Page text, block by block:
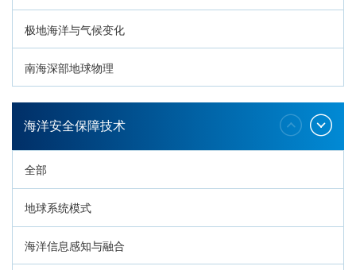
极地海洋与气候变化
南海深部地球物理
深海生命与生态过程
海洋安全保障技术
全部
地球系统模式
海洋信息感知与融合